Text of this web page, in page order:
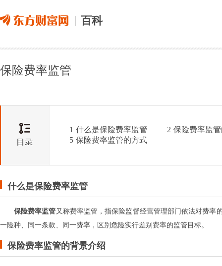
百科
保险费率监管
1 什么是保险费率监管 2 保险费率监
5 保险费率监管的方式
什么是保险费率监管
保险费率监管 又称费率监管，指保险监督经营管理部门依法对费
一险种、同一条款、同一费率，区别危险实行差别费率的监管目标。
保险费率监管的背景介绍